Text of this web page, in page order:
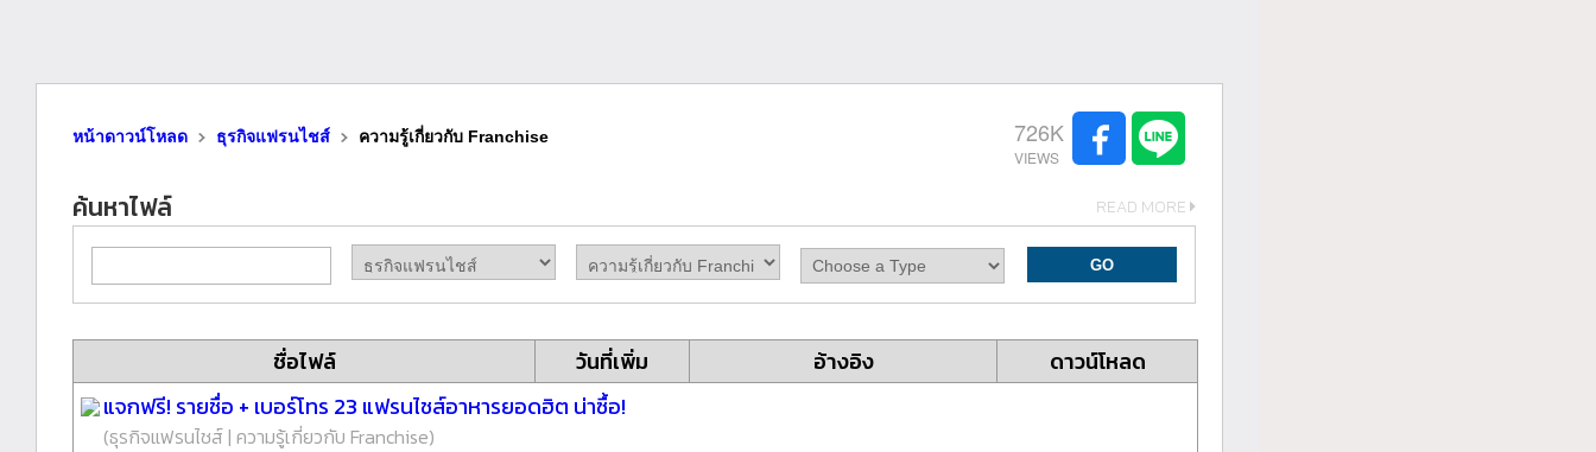
หน้าดาวน์โหลด ธุรกิจแฟรนไชส์ ความรู้เกี่ยวกับ Franchise 726K
ค้นหาไฟล์ READ MORE
ชื่อไฟล์ วันที่เพิ่ม อ้างอิง
ดาวน์โหลด
แจกฟรี! รายชื่อ + เบอร์โทร 23 แฟรนไชส์อาหารยอดฮิต น่าซื้อ!
(ธุรกิจแฟรนไชส์| ความรู้เกี่ยวกับ Franchise)